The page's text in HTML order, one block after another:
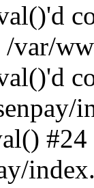
var/
#24